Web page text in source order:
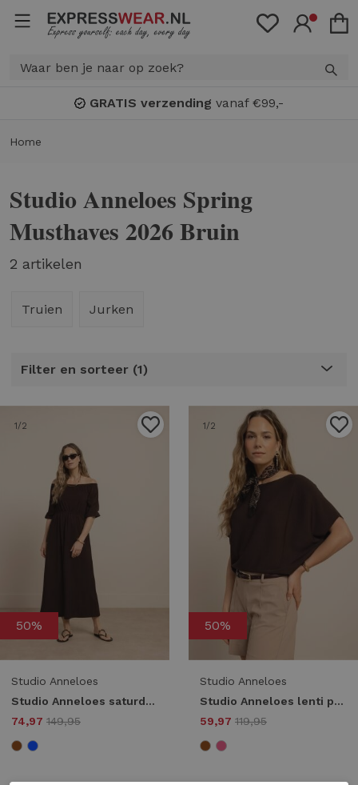
GRATIS verzending vanaf €99,-
Home
Studio Anneloes Spring
Musthaves 2026 Bruin
2 artikelen
Truien Jurken
Filter en sorteer 1
1/2
50%
Studio Anneloes
Studio Anneloes saturday dress 13803 Jurk 8700 espresso
74,97 149,95
1/2
50%
Studio Anneloes
Studio Anneloes lenti pullover 13812 Trui korte mouw 8700 espresso
59,97 119,95